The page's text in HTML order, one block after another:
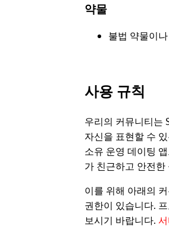
약물
불법 약물이
사용 규칙
우리의 커뮤니티는
자신을 표현할 수
소유 운영 데이팅
가 친근하고 안전
이를 위해 아래의
권한이 있습니다.
보시기 바랍니다.